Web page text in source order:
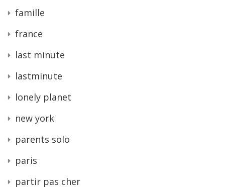
famille
france
last minute
lastminute
lonely planet
new york
parents solo
paris
partir pas cher